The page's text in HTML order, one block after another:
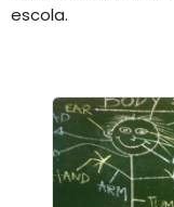
escola.